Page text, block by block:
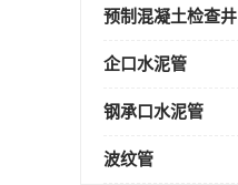
预制混凝土检查井
企口水泥管
钢承口水泥管
波纹管